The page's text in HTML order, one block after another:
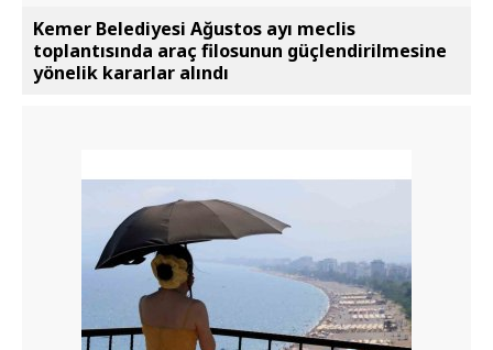
Kemer Belediyesi Ağustos ayı meclis
toplantısında araç filosunun güçlendirilmesine
yönelik kararlar alındı